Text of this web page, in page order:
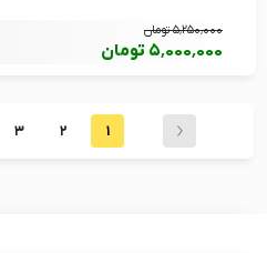
5٬250٬000تومان
5٬000٬000 تومان
1
2
3